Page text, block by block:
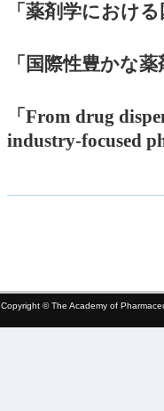
「薬剤学におけ
「国際性豊かな
「From drug
industry-focused
Copyright © The Academy of